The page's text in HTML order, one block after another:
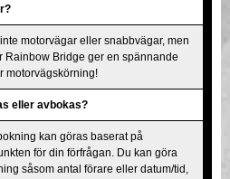
motorvägar eller snabbvägar, men
Rainbow Bridge ger en spännande
motorvägskörning!
eller avbokas?
kan göras baserat på
för din förfrågan. Du kan göra
såsom antal förare eller datum/tid,